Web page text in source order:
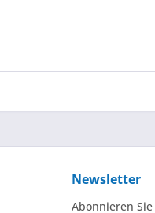
Newsletter
Abonnieren